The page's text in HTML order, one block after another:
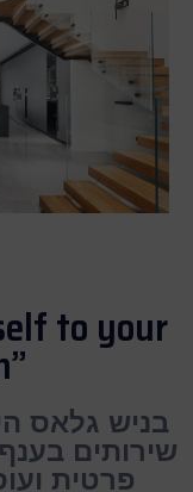
to your
בניש גלאס
שירותים
פרטית